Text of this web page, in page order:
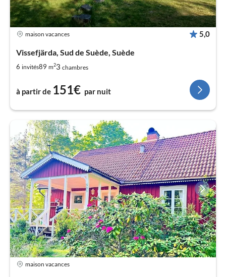
maison vacances 5,0
Vissefjärda, Sud de Suède, Suède
6 invités89 m23 chambres
à partir de 151€ par nuit
maison vacances